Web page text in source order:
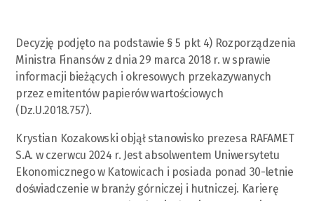
Decyzję podjęto na podstawie § 5 pkt 4) Rozporządzenia
Ministra Finansów z dnia 29 marca 2018 r. w sprawie
informacji bieżących i okresowych przekazywanych
przez emitentów papierów wartościowych
(Dz.U.2018.757).
Krystian Kozakowski objął stanowisko prezesa RAFAMET
S.A. w czerwcu 2024 r. Jest absolwentem Uniwersytetu
Ekonomicznego w Katowicach i posiada ponad 30-letnie
doświadczenie w branży górniczej i hutniczej. Karierę